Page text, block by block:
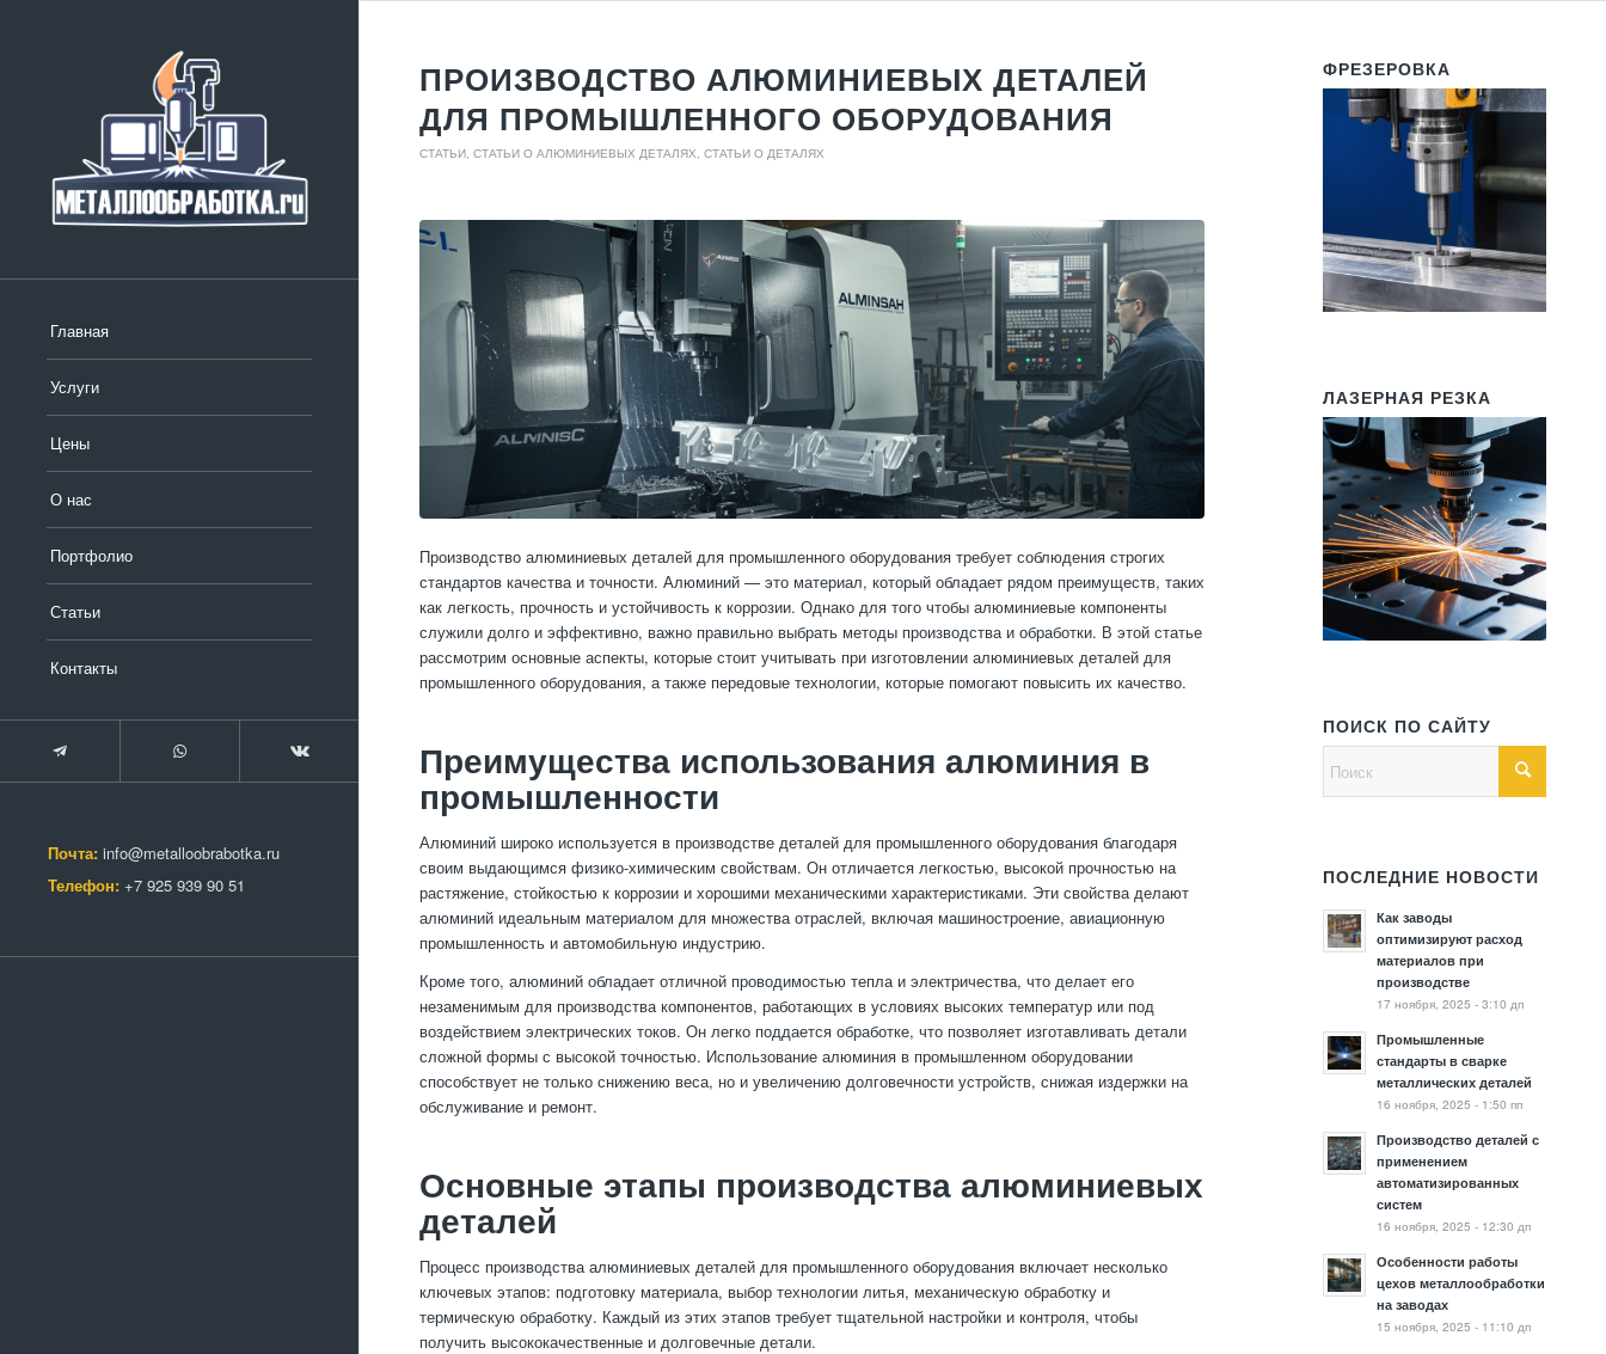
Главная
Услуги
Цены
О нас
Портфолио
Статьи
Контакты
Почта: info@metalloobrabotka.ru
Телефон: +7 925 939 90 51
ПРОИЗВОДСТВО АЛЮМИНИЕВЫХ ДЕТАЛЕЙ
ДЛЯ ПРОМЫШЛЕННОГО ОБОРУДОВАНИЯ
СТАТЬИ СТАТЬИ О АЛЮМИНИЕВЫХ ДЕТАЛЯХ СТАТЬИ О ДЕТАЛЯХ
Производство алюминиевых деталей для промышленного оборудования требует соблюдения строгих
стандартов качества и точности. Алюминий — это материал, который обладает рядом преимуществ, таких
как легкость, прочность и устойчивость к коррозии. Однако для того чтобы алюминиевые компоненты
служили долго и эффективно, важно правильно выбрать методы производства и обработки. В этой статье
рассмотрим основные аспекты, которые стоит учитывать при изготовлении алюминиевых деталей для
промышленного оборудования, а также передовые технологии, которые помогают повысить их качество.
Преимущества использования алюминия в
промышленности
Алюминий широко используется в производстве деталей для промышленного оборудования благодаря
своим выдающимся физико-химическим свойствам. Он отличается легкостью, высокой прочностью на
растяжение, стойкостью к коррозии и хорошими механическими характеристиками. Эти свойства делают
алюминий идеальным материалом для множества отраслей, включая машиностроение, авиационную
промышленность и автомобильную индустрию.
Кроме того, алюминий обладает отличной проводимостью тепла и электричества, что делает его
незаменимым для производства компонентов, работающих в условиях высоких температур или под
воздействием электрических токов. Он легко поддается обработке, что позволяет изготавливать детали
сложной формы с высокой точностью. Использование алюминия в промышленном оборудовании
способствует не только снижению веса, но и увеличению долговечности устройств, снижая издержки на
обслуживание и ремонт.
Основные этапы производства алюминиевых
деталей
Процесс производства алюминиевых деталей для промышленного оборудования включает несколько
ключевых этапов: подготовку материала, выбор технологии литья, механическую обработку и
термическую обработку. Каждый из этих этапов требует тщательной настройки и контроля, чтобы
получить высококачественные и долговечные детали.
ФРЕЗЕРОВКА
ЛАЗЕРНАЯ РЕЗКА
ПОИСК ПО САЙТУ
ПОСЛЕДНИЕ НОВОСТИ
Как заводы
оптимизируют расход
материалов при
производстве
17 ноября, 2025 - 3:10 дп
Промышленные
стандарты в сварке
металлических деталей
16 ноября, 2025 - 1:50 пп
Производство деталей с
применением
автоматизированных
систем
16 ноября, 2025 - 12:30 дп
Особенности работы
цехов металлообработки
на заводах
15 ноября, 2025 - 11:10 дп